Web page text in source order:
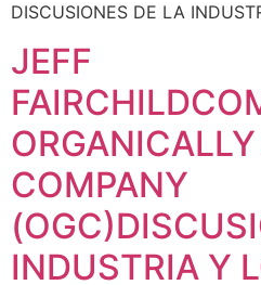
DISCUSIONES DE LA
JEFF
COMPANY
INDUSTRIA Y